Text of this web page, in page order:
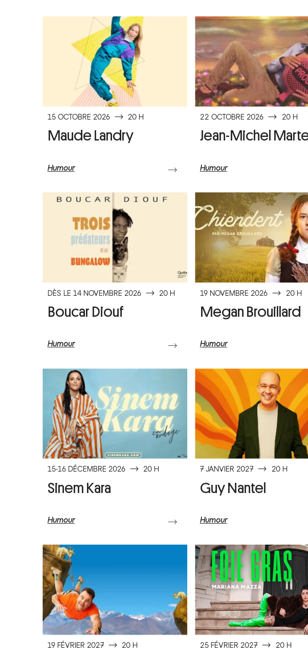
15 OCTOBRE 2026 ⟶ 20 H
Maude Landry
Humour ⟶
22 OCTOBRE 2026 ⟶ 20 H
Jean-Michel
Humour
DÈS LE 14 NOVEMBRE 2026 ⟶ 20 H
Boucar Diouf
Humour ⟶
19 NOVEMBRE 2026 ⟶ 20 H
Megan Brouillard
Humour
15-16 DÉCEMBRE 2026 ⟶ 20 H
Sinem Kara
Humour ⟶
7 JANVIER 2027 ⟶ 20 H
Guy Nantel
Humour
19 FÉVRIER 2027 ⟶ 20 H 25 FÉVRIER 2027 ⟶ 20 H